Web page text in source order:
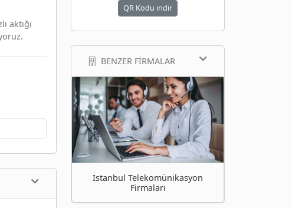
aktığı
QR Kodu indir
BENZER FIRMALAR
İstanbul Telekomünikasyon
Firmaları